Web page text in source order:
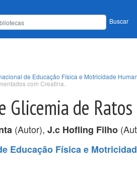
Buscar
de Educação Física e Motricidade
com Creatina.
Glicemia de
(Autor), J.c Hofling Filho
Educação Física e